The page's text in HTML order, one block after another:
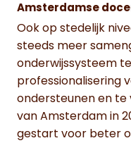
Amsterdamse
Ook op stedelijk
steeds meer
onderwijssysteem
professionalisering
ondersteunen en te
van Amsterdam in
gestart voor beter